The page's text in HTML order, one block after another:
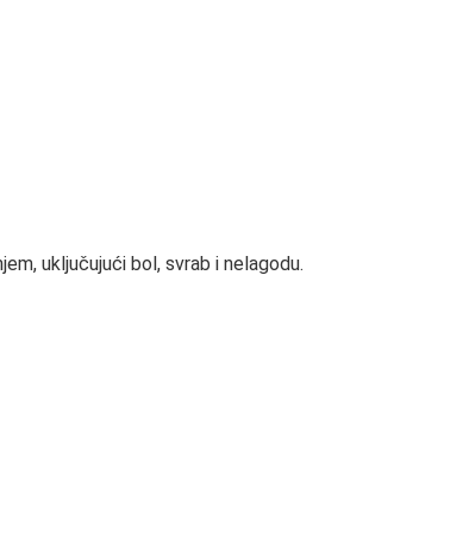
uključujući bol, svrab i nelagodu.